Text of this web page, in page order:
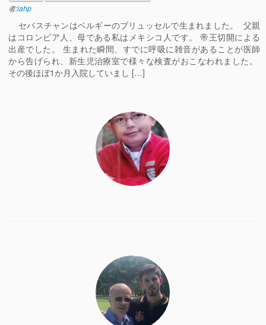
者:iahp
セバスチャンはベルギーのブリュッセルで生まれました。 父親
はコロンビア人、母である私はメキシコ人です。 帝王切開による
出産でした。 生まれた瞬間、すでに呼吸に雑音があることが医師
から告げられ、新生児治療室で様々な検査がおこなわれました。
その後ほぼ1か月入院していまし […]